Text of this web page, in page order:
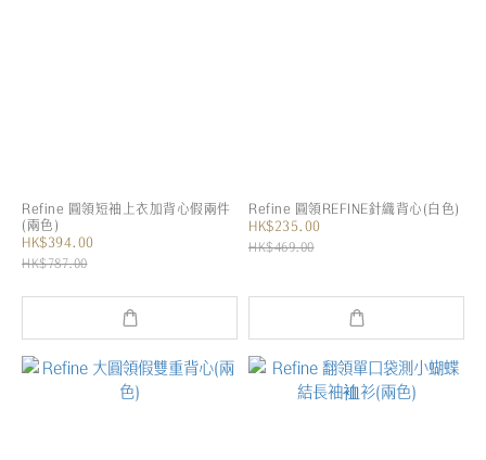
Refine 圓領短袖上衣加背心假兩件
(兩色)
HK$394.00
HK$787.00
Refine 圓領REFINE針織背心(白色)
HK$235.00
HK$469.00